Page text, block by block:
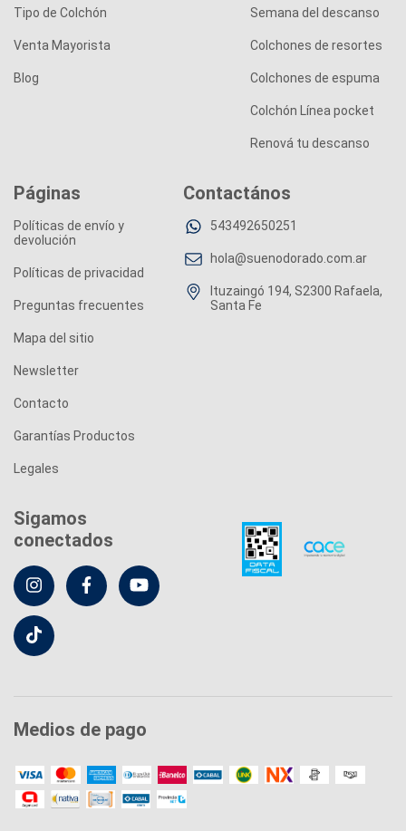
Tipo de Colchón
Venta Mayorista
Blog
Semana del descanso
Colchones de resortes
Colchones de espuma
Colchón Línea pocket
Renová tu descanso
Páginas
Políticas de envío y
devolución
Políticas de privacidad
Preguntas frecuentes
Mapa del sitio
Newsletter
Contacto
Garantías Productos
Legales
Contactános
543492650251
hola@suenodorado.com.ar
Ituzaingó 194, S2300 Rafaela,
Santa Fe
Sigamos
conectados
Medios de pago